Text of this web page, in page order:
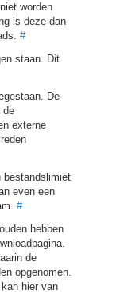
worden
is deze dan
#
staan. Dit
De
de
externe
bestandslimiet
even een
#
hebben
de
opgenomen.
hier van